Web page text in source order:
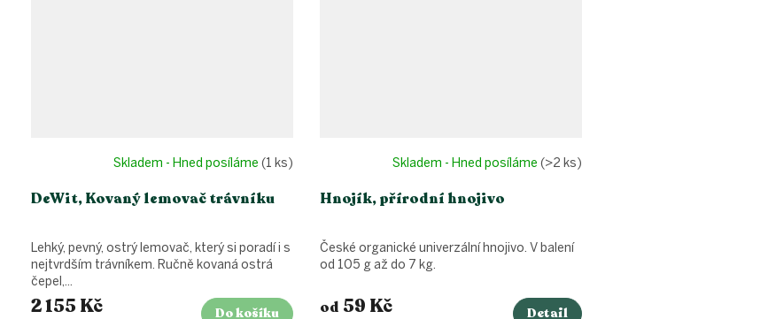
DeWit, Kovaný lemovač trávníku
Skladem - Hned posíláme (1 ks)
2 155 Kč Do košíku
Lehký, pevný, ostrý lemovač, který si poradí i s
nejtvrdším trávníkem. Ručně kovaná ostrá
čepel,...
Hnojík, přírodní hnojivo
Skladem - Hned posíláme (>2 ks)
od 59 Kč Detail
České organické univerzální hnojivo. V balení
od 105 g až do 7 kg.